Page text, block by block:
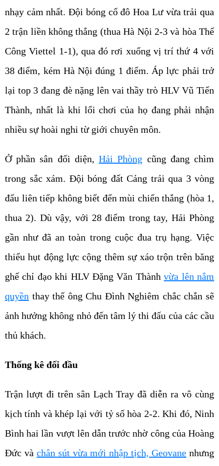
nhạy cảm nhất. Đội bóng cố đô Hoa Lư vừa trải qua
2 trận liền không thắng (thua Hà Nội 2-3 và hòa Thể
Công Viettel 1-1), qua đó rơi xuống vị trí thứ 4 với
38 điểm, kém Hà Nội đúng 1 điểm. Áp lực phải trở
lại top 3 đang đè nặng lên vai thầy trò HLV Vũ Tiến
Thành, nhất là khi lối chơi của họ đang phải nhận
nhiều sự hoài nghi từ giới chuyên môn.
Ở phần sân đối diện,Hải Phòng cũng đang chìm
trong sắc xám. Đội bóng đất Cảng trải qua 3 vòng
đấu liên tiếp không biết đến mùi chiến thắng (hòa 1,
thua 2). Dù vậy, với 28 điểm trong tay, Hải Phòng
gần như đã an toàn trong cuộc đua trụ hạng. Việc
thiếu hụt động lực cộng thêm sự xáo trộn trên băng
ghế chỉ đạo khi HLV Đặng Văn Thànhvừa lên nắm
quyền thay thế ông Chu Đình Nghiêm chắc chắn sẽ
ảnh hưởng không nhỏ đến tâm lý thi đấu của các cầu
thủ khách.
Thống kê đối đầu
Trận lượt đi trên sân Lạch Tray đã diễn ra vô cùng
kịch tính và khép lại với tỷ số hòa 2-2. Khi đó, Ninh
Bình hai lần vượt lên dẫn trước nhờ công của Hoàng
Đức và chân sút vừa mới nhập tịch, Geovane nhưng